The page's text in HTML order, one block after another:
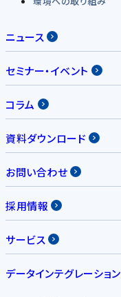
ニュース
セミナー・イベント
コラム
資料ダウンロード
お問い合わせ
採用情報
サービス
データインテグレーション